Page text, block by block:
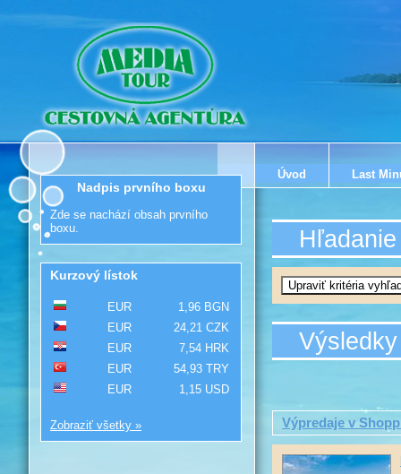
Úvod Last
Výpredaje v
Nadpis prvního boxu
Zde se nachází obsah prvního
boxu.
Kurzový lístok
EUR
1,96 BGN
EUR
24,21 CZK
EUR
7,54 HRK
EUR
54,93 TRY
EUR
1,15 USD
Zobraziť všetky »